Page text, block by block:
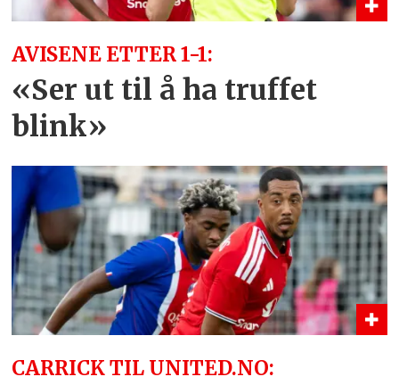
AVISENE ETTER 1-1:
«Ser ut til å ha truffet
blink»
CARRICK TIL UNITED.NO: